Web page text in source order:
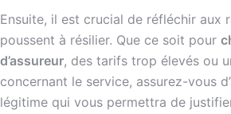
Ensuite, il est crucial de réfléchir aux
poussent à résilier. Que ce soit pour
d’assureur, des tarifs trop élevés ou
concernant le service, assurez-vous
légitime qui vous permettra de